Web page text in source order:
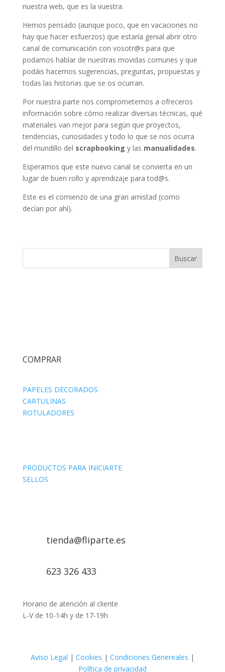
nuestra web, que es la vuestra.
Hemos pensado (aunque poco, que en vacaciones no
hay que hacer esfuerzos) que estaría genial abrir otro
canal de comunicación con vosotr@s para que
podamos hablar de nuestras movidas comunes y que
podáis hacernos sugerencias, preguntas, propuestas y
todas las historias que se os ocurran.
Por nuestra parte nos comprometemos a ofreceros
información sobre cómo realizar diversas técnicas, qué
materiales van mejor para según que proyectos,
tendencias, curiosidades y todo lo que se nos ocurra
del mundillo del scrapbooking y las manualidades.
Esperamos que este nuevo canal se convierta en un
lugar de buen rollo y aprendizaje para tod@s.
Este es el comienzo de una gran amistad (como
decían por ahí).
Buscar
COMPRAR
PAPELES DECORADOS
CARTULINAS
ROTULADORES
PRODUCTOS PARA INICIARTE
SELLOS
tienda@fliparte.es
623 326 433
Horario de atención al cliente
L-V de 10-14h y de 17-19h
Aviso Legal | Cookies | Condiciones Genereales |
Política de privacidad